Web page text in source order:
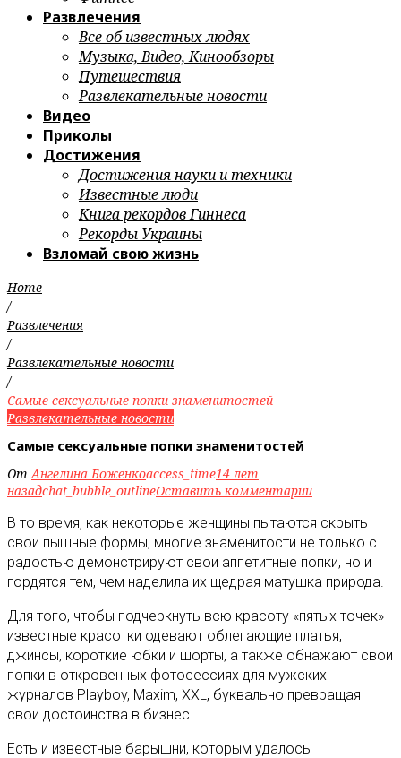
Развлечения
Все об известных людях
Музыка, Видео, Кинообзоры
Путешествия
Развлекательные новости
Видео
Приколы
Достижения
Достижения науки и техники
Известные люди
Книга рекордов Гиннеса
Рекорды Украины
Взломай свою жизнь
Home
/
Развлечения
/
Развлекательные новости
/
Самые сексуальные попки знаменитостей
Развлекательные новости
Самые сексуальные попки знаменитостей
ОтАнгелина Боженкоaccess_time14 лет
назадchat_bubble_outlineОставить комментарий
В то время, как некоторые женщины пытаются скрыть
свои пышные формы, многие знаменитости не только с
радостью демонстрируют свои аппетитные попки, но и
гордятся тем, чем наделила их щедрая матушка природа.
Для того, чтобы подчеркнуть всю красоту «пятых точек»
известные красотки одевают облегающие платья,
джинсы, короткие юбки и шорты, а также обнажают свои
попки в откровенных фотосессиях для мужских
журналов Playboy, Maxim, XXL, буквально превращая
свои достоинства в бизнес.
Есть и известные барышни, которым удалось